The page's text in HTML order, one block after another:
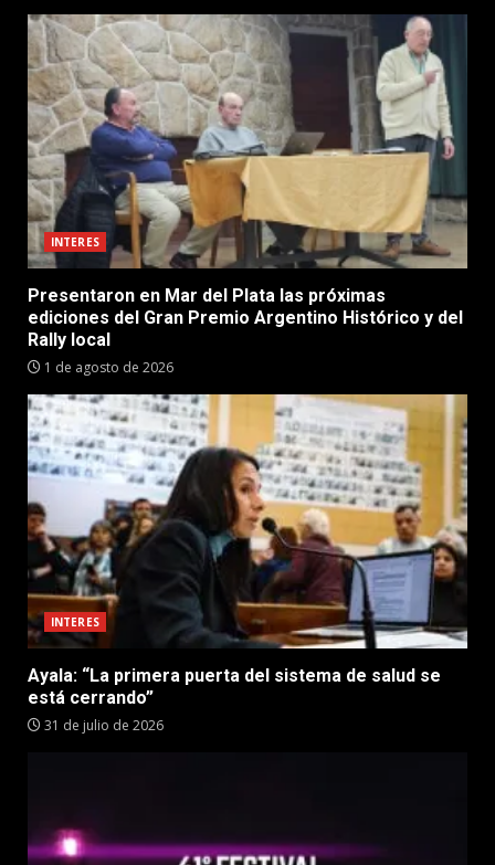
INTERES
Presentaron en Mar del Plata las próximas
ediciones del Gran Premio Argentino Histórico y del
Rally local
1 de agosto de 2026
INTERES
Ayala: “La primera puerta del sistema de salud se
está cerrando”
31 de julio de 2026